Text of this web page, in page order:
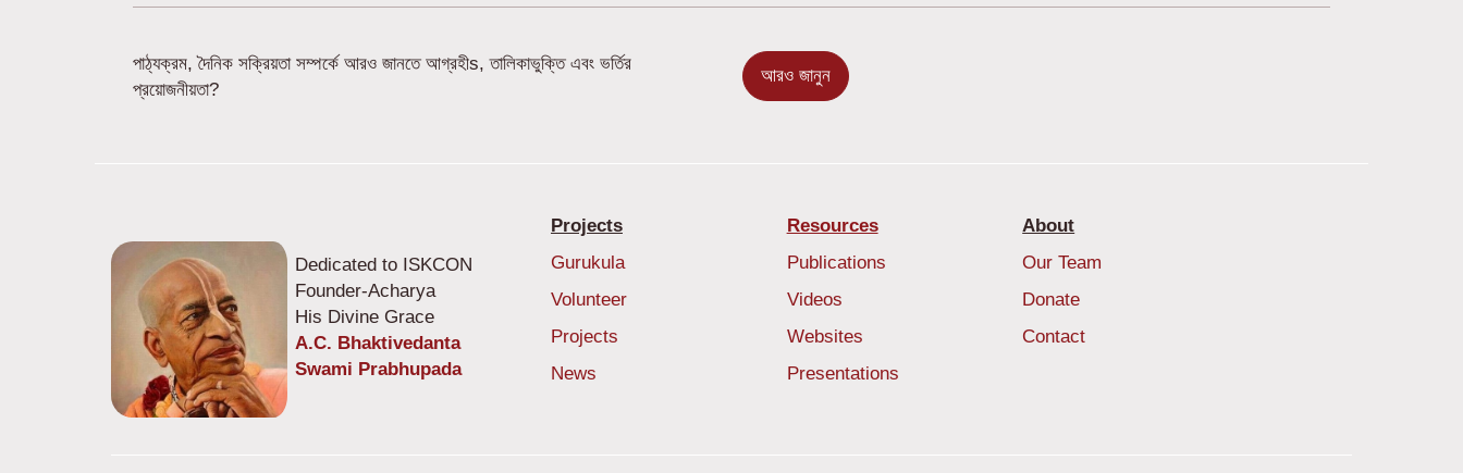
পাঠ্যক্রম, দৈনিক সক্রিয়তা সম্পর্কে আরও জানতে আগ্রহীs, তালিকাভুক্তি এবং ভর্তির
প্রয়োজনীয়তা?
আরও জানুন
Dedicated to ISKCON
Founder-Acharya
His Divine Grace
A.C. Bhaktivedanta
Swami Prabhupada
Projects
Gurukula
Volunteer
Projects
News
Resources
Publications
Videos
Websites
Presentations
About
Our Team
Donate
Contact